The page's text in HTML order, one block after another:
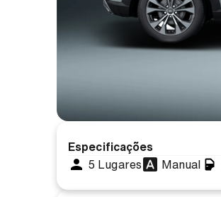
Especificações
5 Lugares
Manual